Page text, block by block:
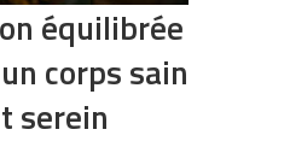
équilibrée
corps sain
serein